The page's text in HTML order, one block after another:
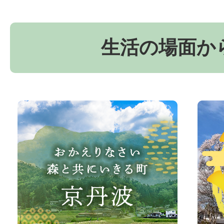
生活の場面か
お
か
え
り
な
さ
京
波
町
観
光